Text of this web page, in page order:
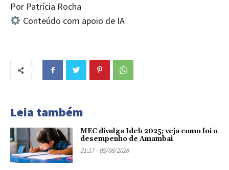
Por Patrícia Rocha
Conteúdo com apoio de IA
Leia também
MEC divulga Ideb 2025; veja como foi o
desempenho de Amambai
21:17 - 05/08/2026